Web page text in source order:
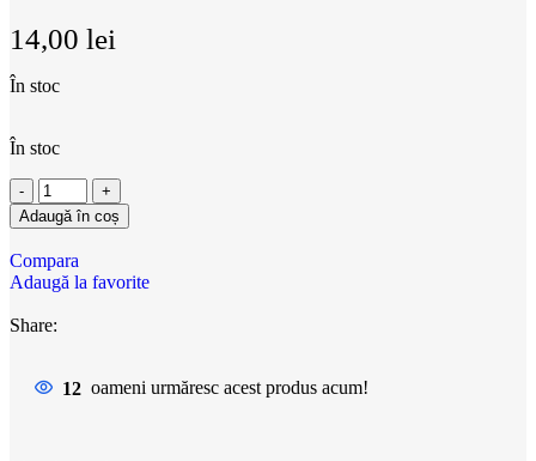
14,00 lei
În stoc
În stoc
Adaugă în coș
Compara
Adaugă la favorite
Share:
12 oameni urmăresc acest produs acum!